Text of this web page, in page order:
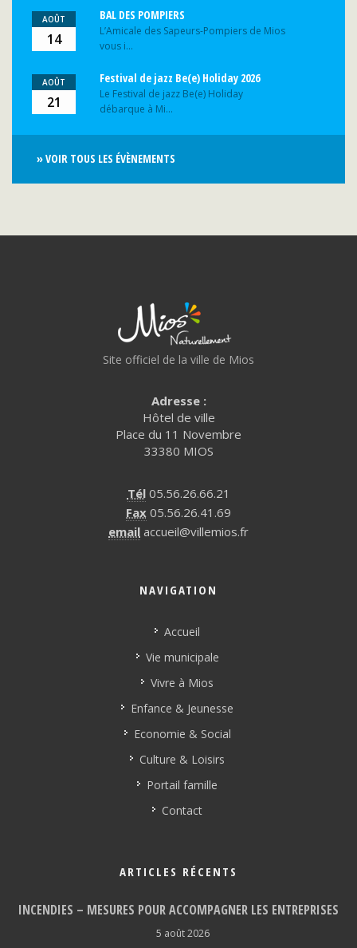
AOÛT
14
BAL DES POMPIERS
L’Amicale des Sapeurs-Pompiers de Mios
vous i...
AOÛT
21
Festival de jazz Be(e) Holiday 2026
Le Festival de jazz Be(e) Holiday
débarque à Mi...
» VOIR TOUS LES ÉVÈNEMENTS
Site officiel de la ville de Mios
Adresse :
Hôtel de ville
Place du 11 Novembre
33380 MIOS
Tél05.56.26.66.21
Fax 05.56.26.41.69
email accueil@villemios.fr
NAVIGATION
Accueil
Vie municipale
Vivre à Mios
Enfance & Jeunesse
Economie & Social
Culture & Loisirs
Portail famille
Contact
ARTICLES RÉCENTS
INCENDIES – MESURES POUR ACCOMPAGNER LES ENTREPRISES
5 août 2026